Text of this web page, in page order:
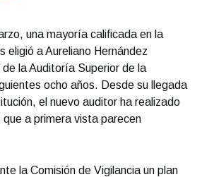
una mayoría calificada en la
eligió a Aureliano Hernández
la Auditoría Superior de la
ocho años. Desde su llegada
el nuevo auditor ha realizado
a primera vista parecen
la Comisión de Vigilancia un plan